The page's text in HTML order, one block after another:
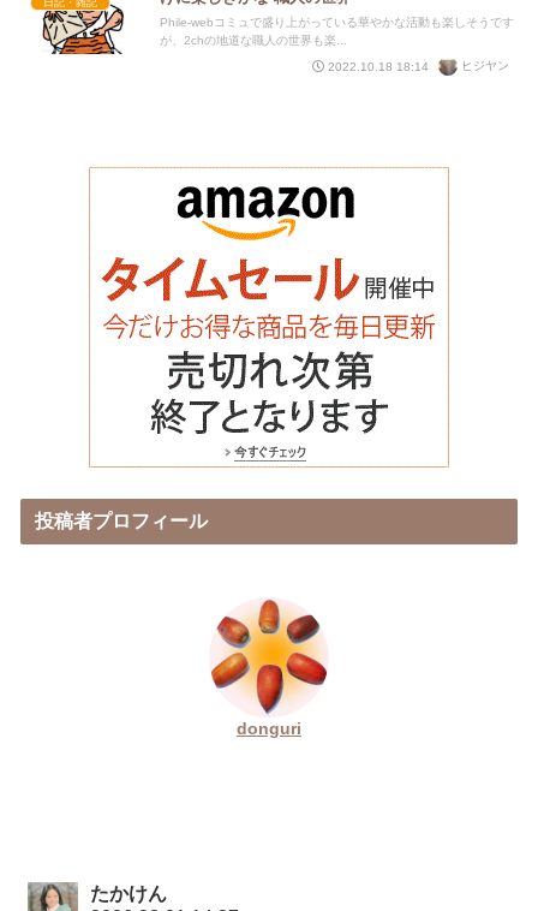
日記・雑記
Phile-webコミュで盛り上がっている華やかな活動も楽しそうです
が、2chの地道な職人の世界も楽...
2022.10.18 18:14
ヒジヤン
投稿者プロフィール
donguri
たかけん